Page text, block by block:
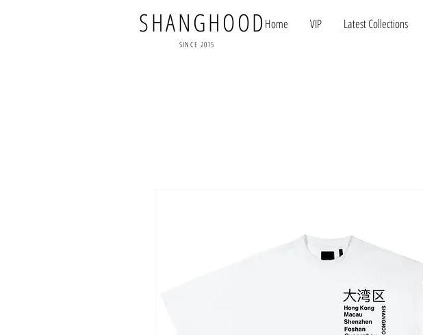
SHANGHOOD
SINCE 2015
Home VIP Latest Collections